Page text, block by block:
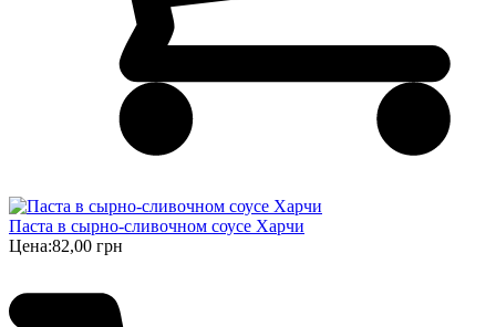
Паста в сырно-сливочном соусе Харчи
Цена:82,00 грн